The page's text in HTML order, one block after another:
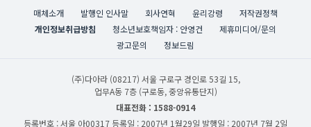
매체소개 발행인 인사말 회사연혁 윤리강령
저작권정책
개인정보취급방침
청소년보호책임자 : 안영건
제휴미디어/문의
광고문의
정보드림
(주)다아라 (08217) 서울 구로구 경인로 53길 15,
업무A동 7층 (구로동, 중앙유통단지)
대표전화 : 1588-0914
등록번호 : 서울 아00317 등록일 : 2007년 1월29일 발행일 : 2007년 7월 2일